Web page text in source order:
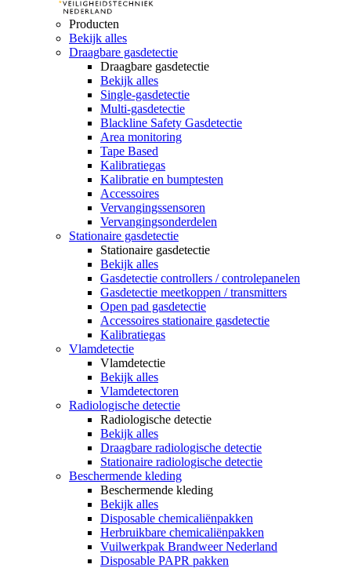
Producten
Bekijk alles
Draagbare gasdetectie
Draagbare gasdetectie
Bekijk alles
Single-gasdetectie
Multi-gasdetectie
Blackline Safety Gasdetectie
Area monitoring
Tape Based
Kalibratiegas
Kalibratie en bumptesten
Accessoires
Vervangingssensoren
Vervangingsonderdelen
Stationaire gasdetectie
Stationaire gasdetectie
Bekijk alles
Gasdetectie controllers / controlepanelen
Gasdetectie meetkoppen / transmitters
Open pad gasdetectie
Accessoires stationaire gasdetectie
Kalibratiegas
Vlamdetectie
Vlamdetectie
Bekijk alles
Vlamdetectoren
Radiologische detectie
Radiologische detectie
Bekijk alles
Draagbare radiologische detectie
Stationaire radiologische detectie
Beschermende kleding
Beschermende kleding
Bekijk alles
Disposable chemicaliënpakken
Herbruikbare chemicaliënpakken
Vuilwerkpak Brandweer Nederland
Disposable PAPR pakken